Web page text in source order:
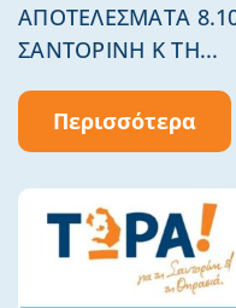
ΑΠΟΤΕΛΕΣΜΑΤΑ
ΣΑΝΤΟΡΙΝΗ Κ ΤΗ...
Περισσότερα